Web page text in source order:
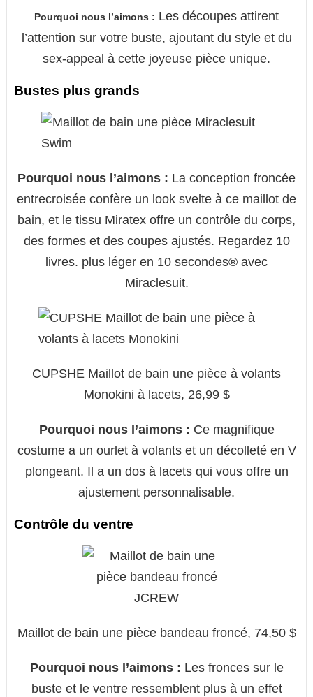
Pourquoi nous l’aimons : Les découpes attirent
l’attention sur votre buste, ajoutant du style et du
sex-appeal à cette joyeuse pièce unique.
Bustes plus grands
Pourquoi nous l’aimons : La conception froncée
entrecroisée confère un look svelte à ce maillot de
bain, et le tissu Miratex offre un contrôle du corps,
des formes et des coupes ajustés. Regardez 10
livres. plus léger en 10 secondes® avec
Miraclesuit.
CUPSHE Maillot de bain une pièce à volants
Monokini à lacets, 26,99 $
Pourquoi nous l’aimons : Ce magnifique
costume a un ourlet à volants et un décolleté en V
plongeant. Il a un dos à lacets qui vous offre un
ajustement personnalisable.
Contrôle du ventre
Maillot de bain une pièce bandeau froncé, 74,50 $
Pourquoi nous l’aimons : Les fronces sur le
buste et le ventre ressemblent plus à un effet